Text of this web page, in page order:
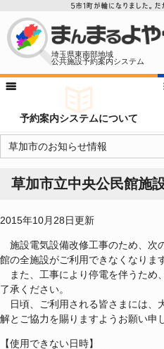
埼玉県東南部地域
公共施設予約案内システム
予約案内システムについて
草加市のお知らせ情報
草加市立中央公民館施
2015年10月28日更新
施設電気設備改修工事のため、次
館の全施設がご利用できなくなります
また、工事により停電を伴うため
了承ください。
日頃、ご利用される皆さまには、
解とご協力を賜りますようお願い申
【使用できない日時】